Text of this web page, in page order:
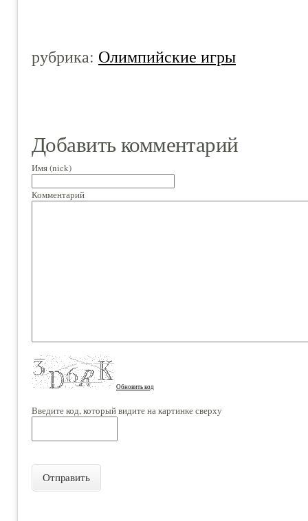
рубрика: Олимпийские игры
Добавить комментарий
Имя (nick)
Комментарий
Обновить код
Введите код, который видите на картинке сверху
Отправить